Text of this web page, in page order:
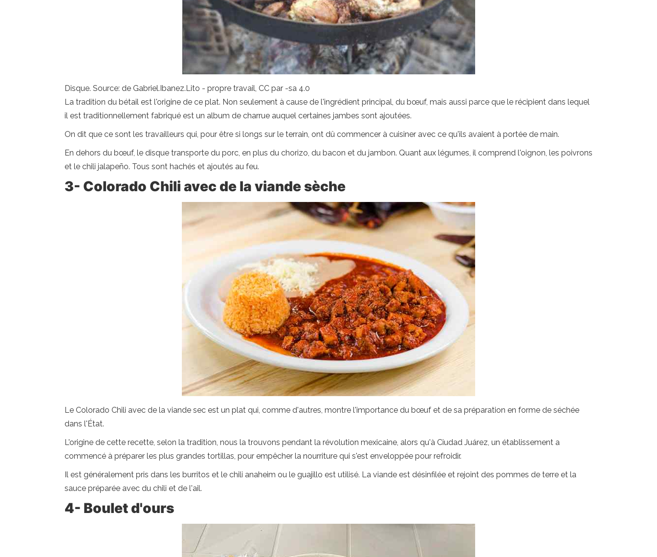
Disque. Source: de Gabriel.Ibanez.Lito - propre travail, CC par -sa 4.0
La tradition du bétail est l'origine de ce plat. Non seulement à cause de l'ingrédient principal, du bœuf, mais aussi parce que le récipient dans lequel
il est traditionnellement fabriqué est un album de charrue auquel certaines jambes sont ajoutées.
On dit que ce sont les travailleurs qui, pour être si longs sur le terrain, ont dû commencer à cuisiner avec ce qu'ils avaient à portée de main.
En dehors du bœuf, le disque transporte du porc, en plus du chorizo, du bacon et du jambon. Quant aux légumes, il comprend l'oignon, les poivrons
et le chili jalapeño. Tous sont hachés et ajoutés au feu.
3- Colorado Chili avec de la viande sèche
Le Colorado Chili avec de la viande sec est un plat qui, comme d'autres, montre l'importance du bœuf et de sa préparation en forme de séchée
dans l'État.
L'origine de cette recette, selon la tradition, nous la trouvons pendant la révolution mexicaine, alors qu'à Ciudad Juárez, un établissement a
commencé à préparer les plus grandes tortillas, pour empêcher la nourriture qui s'est enveloppée pour refroidir.
Il est généralement pris dans les burritos et le chili anaheim ou le guajillo est utilisé. La viande est désinfilée et rejoint des pommes de terre et la
sauce préparée avec du chili et de l'ail.
4- Boulet d'ours